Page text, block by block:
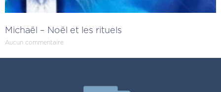
Michaël – Noël et les rituels
Aucun commentaire